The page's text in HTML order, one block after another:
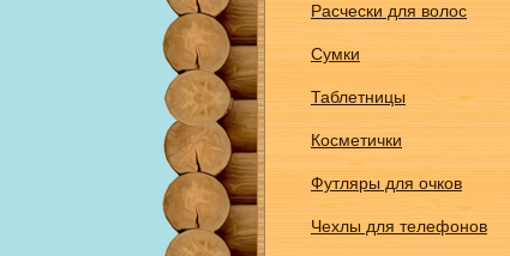
Расчески для волос
Сумки
Таблетницы
Косметички
Футляры для очков
Чехлы для телефонов